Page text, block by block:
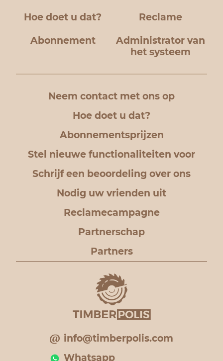
Hoe doet u dat? Reclame
Abonnement
Administrator van
het systeem
Neem contact met ons op
Hoe doet u dat?
Abonnementsprijzen
Stel nieuwe functionaliteiten voor
Schrijf een beoordeling over ons
Nodig uw vrienden uit
Reclamecampagne
Partnerschap
Partners
info@timberpolis.com
Whatsapp